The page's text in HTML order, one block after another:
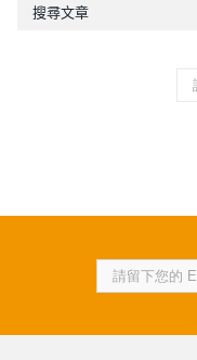
搜尋文章